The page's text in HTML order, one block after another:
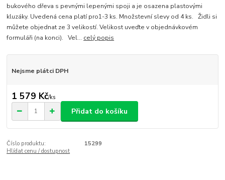
bukového dřeva s pevnými lepenými spoji a je osazena plastovými
kluzáky. Uvedená cena platí pro1-3 ks. Množstevní slevy od 4 ks. Židli si
můžete objednat ze 3 velikostí. Velikost uveďte v objednávkovém
formuláři (na konci). Vel... celý popis
Nejsme plátci DPH
1 579 Kč/ks
Přidat do košíku
Číslo produktu:
15299
Hlídat cenu / dostupnost